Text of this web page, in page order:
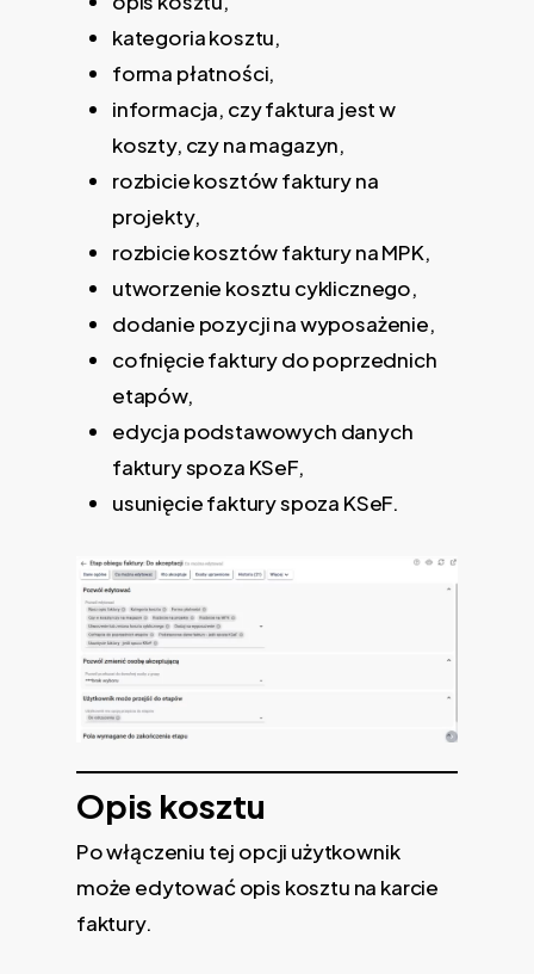
kategoria kosztu,
forma płatności,
informacja, czy faktura jest w
koszty, czy na magazyn,
rozbicie kosztów faktury na
projekty,
rozbicie kosztów faktury na MPK,
utworzenie kosztu cyklicznego,
dodanie pozycji na wyposażenie,
cofnięcie faktury do poprzednich
etapów,
edycja podstawowych danych
faktury spoza KSeF,
usunięcie faktury spoza KSeF.
Opis kosztu
Po włączeniu tej opcji użytkownik
może edytować opis kosztu na karcie
faktury.